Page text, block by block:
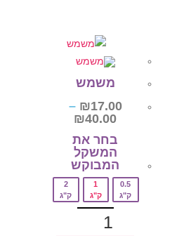
משמש
₪17.00
–
₪40.00
בחר את
המשקל
המבוקש‎
0.5
ק"ג
1
ק"ג
2
ק"ג